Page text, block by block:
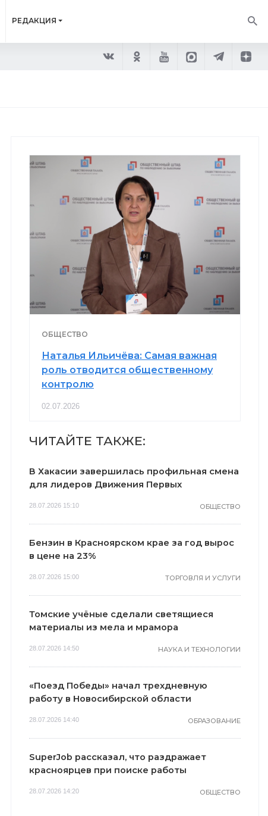
РЕДАКЦИЯ
ОБЩЕСТВО
Наталья Ильичёва: Самая важная
роль отводится общественному
контролю
02.07.2026
ЧИТАЙТЕ ТАКЖЕ:
В Хакасии завершилась профильная смена
для лидеров Движения Первых
28.07.2026 15:10 ОБЩЕСТВО
Бензин в Красноярском крае за год вырос
в цене на 23%
28.07.2026 15:00 ТОРГОВЛЯ И УСЛУГИ
Томские учёные сделали светящиеся
материалы из мела и мрамора
28.07.2026 14:50 НАУКА И ТЕХНОЛОГИИ
«Поезд Победы» начал трехдневную
работу в Новосибирской области
28.07.2026 14:40 ОБРАЗОВАНИЕ
SuperJob рассказал, что раздражает
красноярцев при поиске работы
28.07.2026 14:20 ОБЩЕСТВО